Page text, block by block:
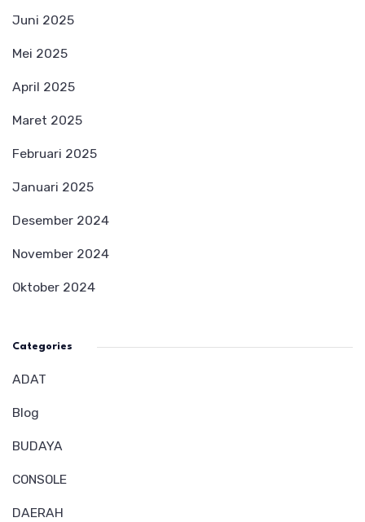
Juni 2025
Mei 2025
April 2025
Maret 2025
Februari 2025
Januari 2025
Desember 2024
November 2024
Oktober 2024
Categories
ADAT
Blog
BUDAYA
CONSOLE
DAERAH